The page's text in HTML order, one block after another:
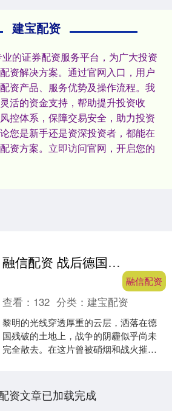
建宝配资
的证券配资服务平台，为广大投资
资解决方案。通过官网入口，用户
资产品、服务优势及操作流程。我
活的资金支持，帮助提升投资收
控体系，保障交易安全，助力投资
您是新手还是资深投资者，都能在
资方案。立即访问官网，开启您的
融信配资 战后德国人的眼泪：被释放德国战俘，看到家已变成瓦砾掩面而泣
融信配资
查看： 132 分类：建宝配资
黎明的光线穿透厚重的云层，洒落在德
国残破的土地上，战争的阴霾似乎尚未
完全散去。在这片曾被硝烟和战火摧残
资文章已加载完成